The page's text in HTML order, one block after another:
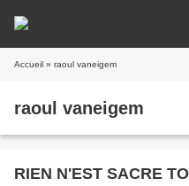
Accueil » raoul vaneigem
raoul vaneigem
RIEN N'EST SACRE